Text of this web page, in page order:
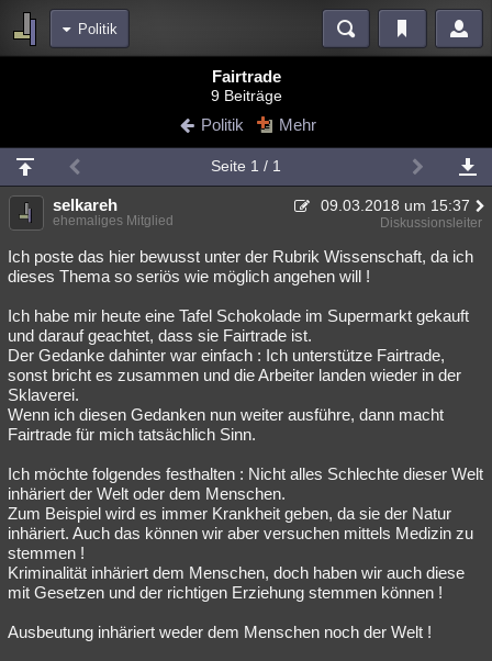
Politik
Blogs
Chat Wiki Neuigkeiten
meine Rubriken
Menschen Mystery Kriminalfälle
Spiritualität Verschwörungen Technologie Ufologie
weitere Rubriken
Philosophie Träume Orte Esoterik Literatur
Astronomie Helpdesk Gruppen Gaming
Übersichten
Besucht Teilgenommen Alle Neue Geschlossen
Lesenswert
Fairtrade
9 Beiträge
Politik Mehr
Seite 1 / 1
selkareh 09.03.2018 um 15:37
ehemaliges Mitglied Diskussionsleiter
Ich poste das hier bewusst unter der Rubrik Wissenschaft, da ich
dieses Thema so seriös wie möglich angehen will !
Ich habe mir heute eine Tafel Schokolade im Supermarkt gekauft
und darauf geachtet, dass sie Fairtrade ist.
Der Gedanke dahinter war einfach : Ich unterstütze Fairtrade,
sonst bricht es zusammen und die Arbeiter landen wieder in der
Sklaverei.
Wenn ich diesen Gedanken nun weiter ausführe, dann macht
Fairtrade für mich tatsächlich Sinn.
Ich möchte folgendes festhalten : Nicht alles Schlechte dieser Welt
inhäriert der Welt oder dem Menschen.
Zum Beispiel wird es immer Krankheit geben, da sie der Natur
inhäriert. Auch das können wir aber versuchen mittels Medizin zu
stemmen !
Kriminalität inhäriert dem Menschen, doch haben wir auch diese
mit Gesetzen und der richtigen Erziehung stemmen können !
Ausbeutung inhäriert weder dem Menschen noch der Welt !